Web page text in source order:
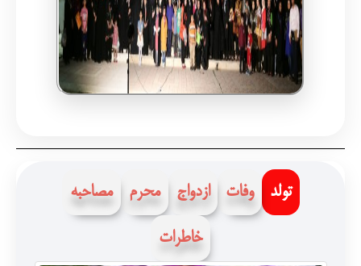
تولد وفات ازدواج محرم مصاحبه
خاطرات